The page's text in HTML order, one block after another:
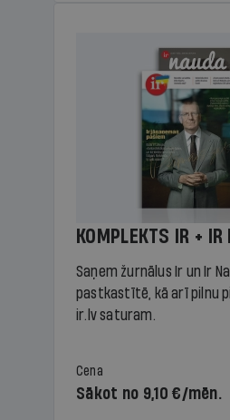
KOMPLEKTS IR +
Saņem žurnālus Ir un Ir
pastkastītē, kā arī pilnu
ir.lv saturam.
Cena
Sākot no 9,10 €/mēn.